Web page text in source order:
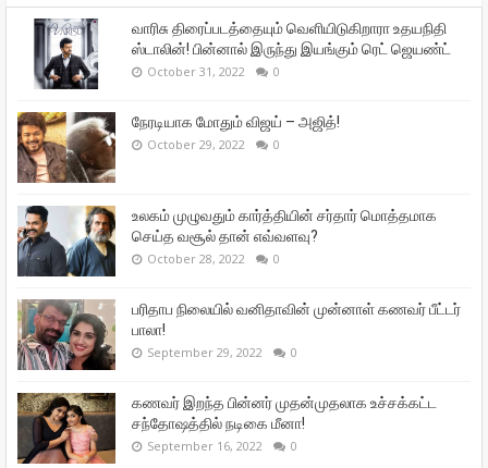
வாரிசு திரைப்படத்தையும் வெளியிடுகிறாரா உதயநிதி
ஸ்டாலின்! பின்னால் இருந்து இயங்கும் ரெட் ஜெயண்ட்
October 31, 2022 0
நேரடியாக மோதும் விஜய் – அஜித்!
October 29, 2022 0
உலகம் முழுவதும் கார்த்தியின் சர்தார் மொத்தமாக
செய்த வசூல் தான் எவ்வளவு?
October 28, 2022 0
பரிதாப நிலையில் வனிதாவின் முன்னாள் கணவர் பீட்டர்
பாலா!
September 29, 2022 0
கணவர் இறந்த பின்னர் முதன்முதலாக உச்சக்கட்ட
சந்தோஷத்தில் நடிகை மீனா!
September 16, 2022 0